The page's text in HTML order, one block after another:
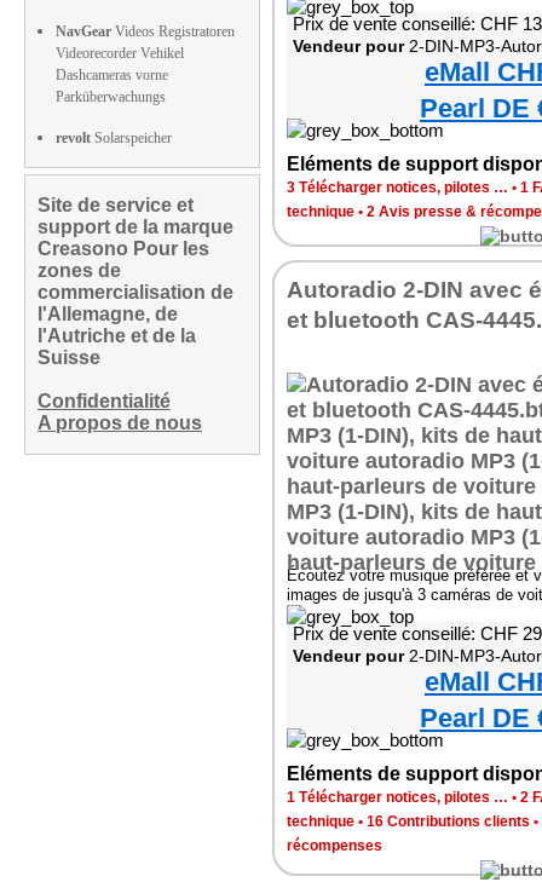
NavGear Videos Registratoren
Videorecorder Vehikel
Dashcameras vorne
Parküberwachungs
revolt Solarspeicher
Site de service et
support de la marque
Creasono Pour les
zones de
commercialisation de
l'Allemagne, de
l'Autriche et de la
Suisse
Confidentialité
A propos de nous
Prix de vente conseillé: CHF
Vendeur pour2-DIN-MP3-Autoradio mit
eMall
Pearl DE
Eléments de support
3 Télécharger notices, pilotes … • 1
technique • 2 Avis presse &
Autoradio 2-DIN avec
et bluetooth CAS-
Écoutez votre musique préférée et
images de jusqu'à 3 caméras de
Prix de vente conseillé: CHF
Vendeur pour2-DIN-MP3-Autoradio mit
eMall
Pearl DE
Eléments de support
1 Télécharger notices, pilotes … • 2
technique • 16 Contributions clients •
récompenses